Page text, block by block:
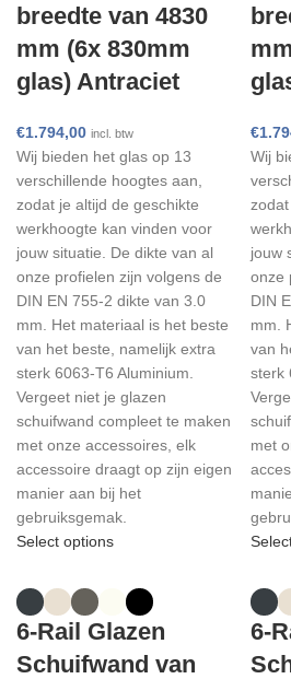
breedte van 4830
mm (6x 830mm
glas) Antraciet
€1.794,00 incl. btw
Wij bieden het glas op 13
verschillende hoogtes aan,
zodat je altijd de geschikte
werkhoogte kan vinden voor
jouw situatie. De dikte van al
onze profielen zijn volgens de
DIN EN 755-2 dikte van 3.0
mm. Het materiaal is het beste
van het beste, namelijk extra
sterk 6063-T6 Aluminium.
Vergeet niet je glazen
schuifwand compleet te maken
met onze accessoires, elk
accessoire draagt op zijn eigen
manier aan bij het
gebruiksgemak.
Select options
€
Wij
jouw
onze
DIN
mm.
van
sterk
met
6-Rail Glazen
Schuifwand van
6-